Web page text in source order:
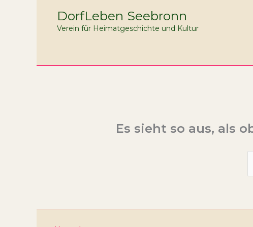
DorfLeben Seebronn
Verein für Heimatgeschichte und Kultur
Es sieht so aus, als